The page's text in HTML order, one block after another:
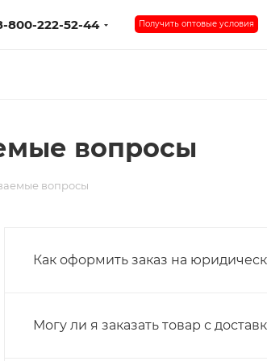
800-222-52-44 Получить оптовые условия
вопросы
вопросы
Как оформить заказ на
Могу ли я заказать товар с